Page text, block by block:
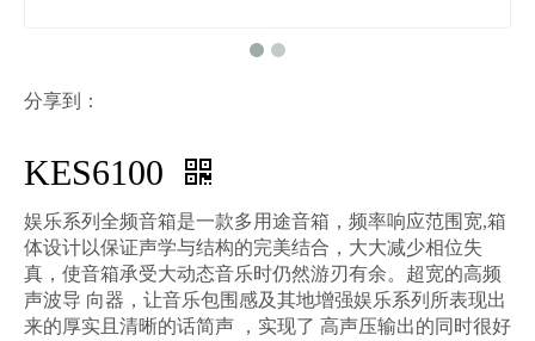
分享到：
KES6100
娱乐系列全频音箱是一款多用途音箱，频率响应范围宽,箱
体设计以保证声学与结构的完美结合，大大减少相位失
真，使音箱承受大动态音乐时仍然游刃有余。超宽的高频
声波导 向器，让音乐包围感及其地增强娱乐系列所表现出
来的厚实且清晰的话简声 ，实现了 高声压输出的同时很好